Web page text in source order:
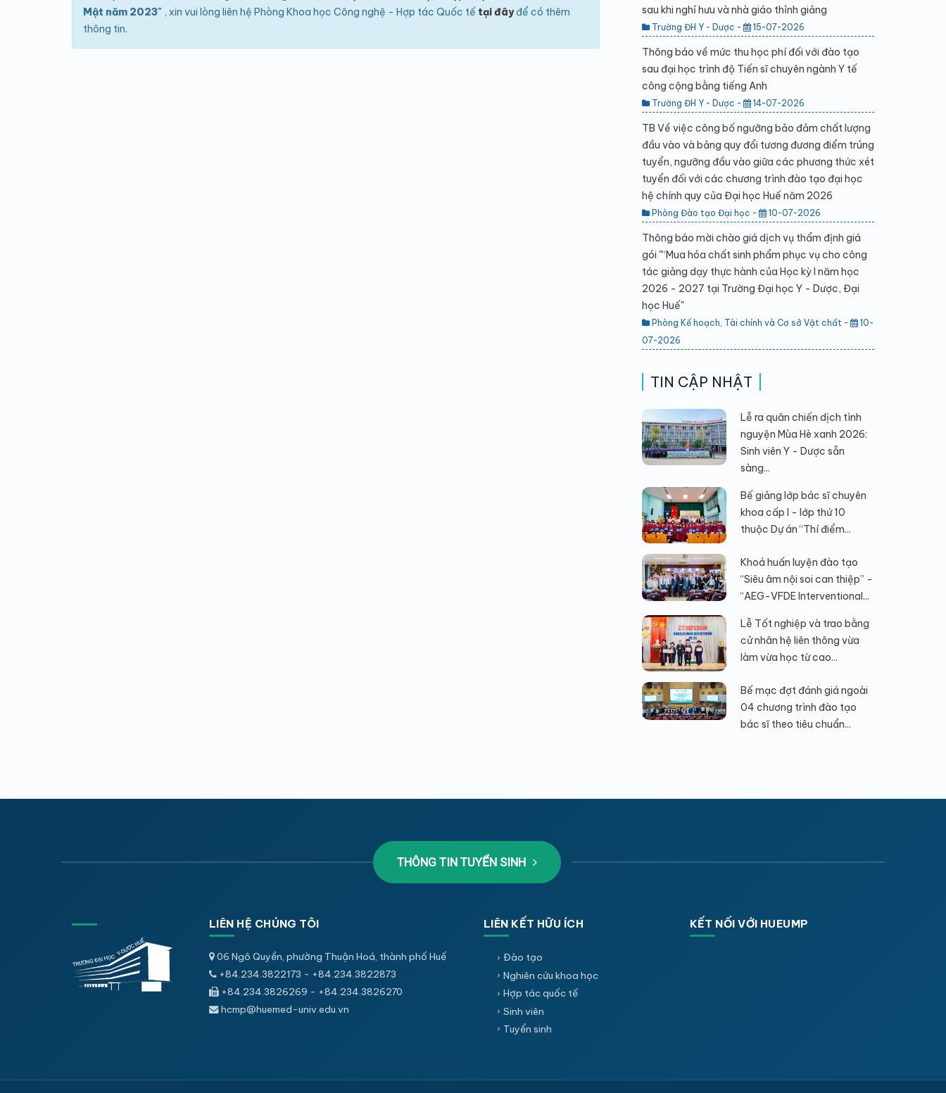
Mật năm 2023" , xin vui lòng liên hệ Phòng Khoa học Công nghệ - Hợp tác Quốc tế tại đâyđể có thêm
thông tin.
sau khi nghỉ hưu và nhà giáo thỉnh giảng
Trường ĐH Y - Dược - 15-07-2026
Thông báo về mức thu học phí đối với đào tạo
sau đại học trình độ Tiến sĩ chuyên ngành Y tế
công cộng bằng tiếng Anh
Trường ĐH Y - Dược - 14-07-2026
TB Về việc công bố ngưỡng bảo đảm chất lượng
đầu vào và bảng quy đổi tương đương điểm trúng
tuyển, ngưỡng đầu vào giữa các phương thức xét
tuyển đối với các chương trình đào tạo đại học
hệ chính quy của Đại học Huế năm 2026
Phòng Đào tạo Đại học - 10-07-2026
Thông báo mời chào giá dịch vụ thẩm định giá
gói "“Mua hóa chất sinh phẩm phục vụ cho công
tác giảng dạy thực hành của Học kỳ I năm học
2026 - 2027 tại Trường Đại học Y - Dược, Đại
học Huế"
Phòng Kế hoạch, Tài chính và Cơ sở Vật chất -
10-
07-2026
TIN CẬP NHẬT
Lễ ra quân chiến dịch tình
nguyện Mùa Hè xanh 2026:
Sinh viên Y - Dược sẵn
sàng...
Bế giảng lớp bác sĩ chuyên
khoa cấp I - lớp thứ 10
thuộc Dự án “Thí điểm...
Khoá huấn luyện đào tạo
“Siêu âm nội soi can thiệp” -
“AEG-VFDE Interventional...
Lễ Tốt nghiệp và trao bằng
cử nhân hệ liên thông vừa
làm vừa học từ cao...
Bế mạc đợt đánh giá ngoài
04 chương trình đào tạo
bác sĩ theo tiêu chuẩn...
THÔNG TIN TUYỂN SINH
LIÊN HỆ CHÚNG TÔI
06 Ngô Quyền, phường Thuận Hoá, thành phố Huế
+84.234.3822173 - +84.234.3822873
+84.234.3826269 - +84.234.3826270
hcmp@huemed-univ.edu.vn
LIÊN KẾT HỮU ÍCH
Đào tạo
Nghiên cứu khoa học
Hợp tác quốc tế
Sinh viên
Tuyển sinh
KẾT NỐI VỚI HUEUMP